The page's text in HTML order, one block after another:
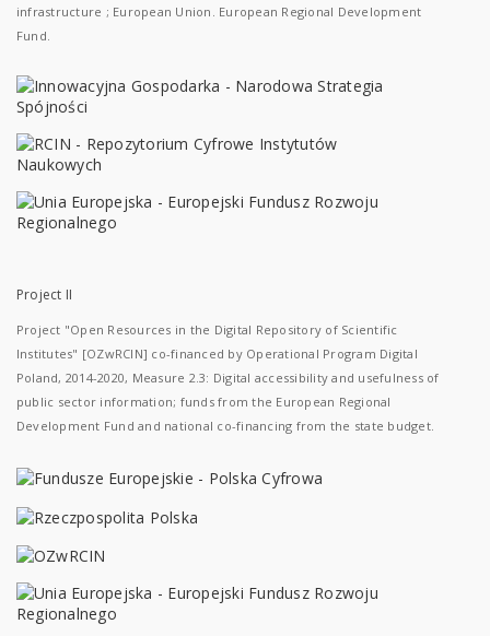
infrastructure ; European Union. European Regional Development
Fund.
Project II
Project "Open Resources in the Digital Repository of Scientific
Institutes" [OZwRCIN] co-financed by Operational Program Digital
Poland, 2014-2020, Measure 2.3: Digital accessibility and usefulness of
public sector information; funds from the European Regional
Development Fund and national co-financing from the state budget.